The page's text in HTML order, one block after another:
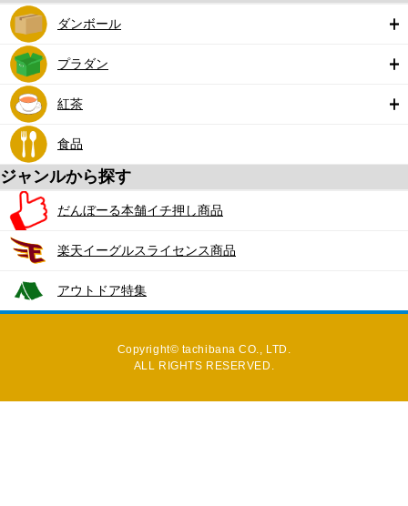
ダンボール
プラダン
紅茶
食品
ジャンルから探す
だんぼーる本舗イチ押し商品
楽天イーグルスライセンス商品
アウトドア特集
Copyright© tachibana CO., LTD.
ALL RIGHTS RESERVED.